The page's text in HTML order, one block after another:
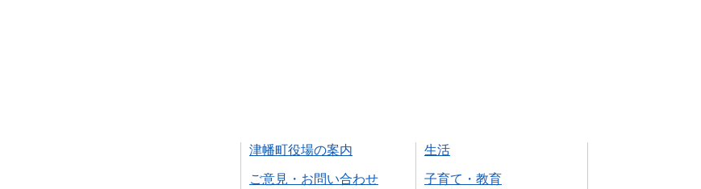
津幡町役場の案内
ご意見・お問い合わせ
生活
子育て・教育